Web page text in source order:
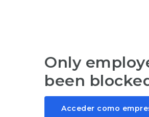
Only
been
Acceder como